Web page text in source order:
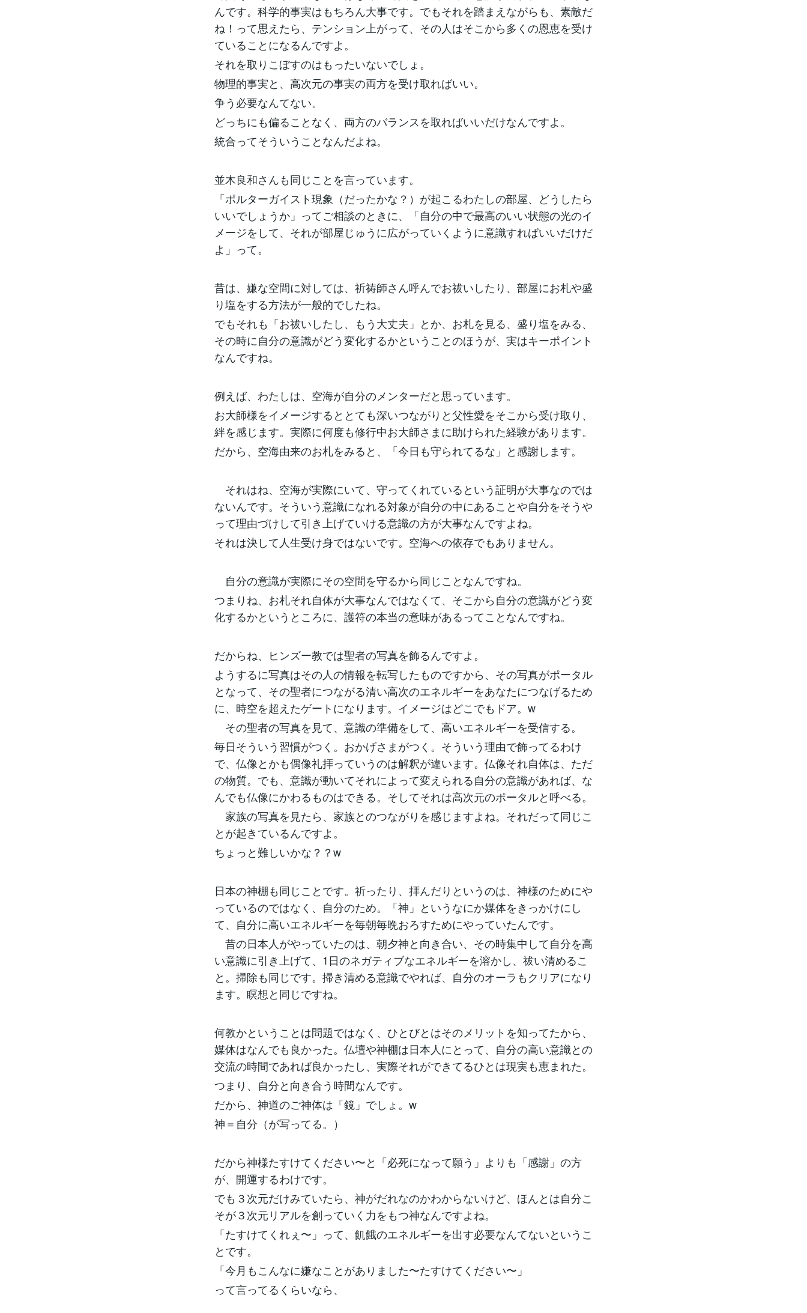
んです。科学的事実はもちろん大事です。でもそれを踏まえながらも、素敵だ
ね！って思えたら、テンション上がって、その人はそこから多くの恩恵を受け
ていることになるんですよ。
それを取りこぼすのはもったいないでしょ。
物理的事実と、高次元の事実の両方を受け取ればいい。
争う必要なんてない。
どっちにも偏ることなく、両方のバランスを取ればいいだけなんですよ。
統合ってそういうことなんだよね。
並木良和さんも同じことを言っています。
「ポルターガイスト現象（だったかな？）が起こるわたしの部屋、どうしたら
いいでしょうか」ってご相談のときに、「自分の中で最高のいい状態の光のイ
メージをして、それが部屋じゅうに広がっていくように意識すればいいだけだ
よ」って。
昔は、嫌な空間に対しては、祈祷師さん呼んでお祓いしたり、部屋にお札や盛
り塩をする方法が一般的でしたね。
でもそれも「お祓いしたし、もう大丈夫」とか、お札を見る、盛り塩をみる、
その時に自分の意識がどう変化するかということのほうが、実はキーポイント
なんですね。
例えば、わたしは、空海が自分のメンターだと思っています。
お大師様をイメージするととても深いつながりと父性愛をそこから受け取り、
絆を感じます。実際に何度も修行中お大師さまに助けられた経験があります。
だから、空海由来のお札をみると、「今日も守られてるな」と感謝します。
それはね、空海が実際にいて、守ってくれているという証明が大事なのでは
ないんです。そういう意識になれる対象が自分の中にあることや自分をそうや
って理由づけして引き上げていける意識の方が大事なんですよね。
それは決して人生受け身ではないです。空海への依存でもありません。
自分の意識が実際にその空間を守るから同じことなんですね。
つまりね、お札それ自体が大事なんではなくて、そこから自分の意識がどう変
化するかというところに、護符の本当の意味があるってことなんですね。
だからね、ヒンズー教では聖者の写真を飾るんですよ。
ようするに写真はその人の情報を転写したものですから、その写真がポータル
となって、その聖者につながる清い高次のエネルギーをあなたにつなげるため
に、時空を超えたゲートになります。イメージはどこでもドア。w
その聖者の写真を見て、意識の準備をして、高いエネルギーを受信する。
毎日そういう習慣がつく。おかげさまがつく。そういう理由で飾ってるわけ
で、仏像とかも偶像礼拝っていうのは解釈が違います。仏像それ自体は、ただ
の物質。でも、意識が動いてそれによって変えられる自分の意識があれば、な
んでも仏像にかわるものはできる。そしてそれは高次元のポータルと呼べる。
家族の写真を見たら、家族とのつながりを感じますよね。それだって同じこ
とが起きているんですよ。
ちょっと難しいかな？？w
日本の神棚も同じことです。祈ったり、拝んだりというのは、神様のためにや
っているのではなく、自分のため。「神」というなにか媒体をきっかけにし
て、自分に高いエネルギーを毎朝毎晩おろすためにやっていたんです。
昔の日本人がやっていたのは、朝夕神と向き合い、その時集中して自分を高
い意識に引き上げて、1日のネガティブなエネルギーを溶かし、祓い清めるこ
と。掃除も同じです。掃き清める意識でやれば、自分のオーラもクリアになり
ます。瞑想と同じですね。
何教かということは問題ではなく、ひとびとはそのメリットを知ってたから、
媒体はなんでも良かった。仏壇や神棚は日本人にとって、自分の高い意識との
交流の時間であれば良かったし、実際それができてるひとは現実も恵まれた。
つまり、自分と向き合う時間なんです。
だから、神道のご神体は「鏡」でしょ。w
神＝自分（が写ってる。）
だから神様たすけてください〜と「必死になって願う」よりも「感謝」の方
が、開運するわけです。
でも３次元だけみていたら、神がだれなのかわからないけど、ほんとは自分こ
そが３次元リアルを創っていく力をもつ神なんですよね。
「たすけてくれぇ〜」って、飢餓のエネルギーを出す必要なんてないというこ
とです。
「今月もこんなに嫌なことがありました〜たすけてください〜」
って言ってるくらいなら、